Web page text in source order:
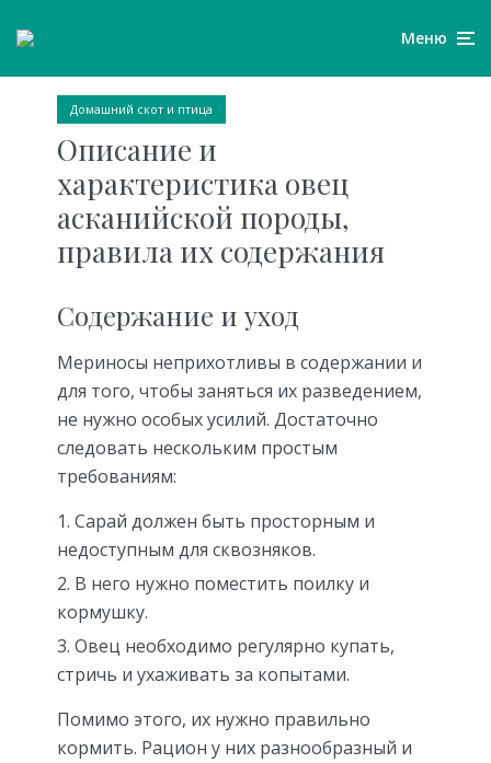
Меню
Домашний скот и птица
Описание и
характеристика овец
асканийской породы,
правила их содержания
Содержание и уход
Мериносы неприхотливы в содержании и
для того, чтобы заняться их разведением,
не нужно особых усилий. Достаточно
следовать нескольким простым
требованиям:
Сарай должен быть просторным и
недоступным для сквозняков.
В него нужно поместить поилку и
кормушку.
Овец необходимо регулярно купать,
стричь и ухаживать за копытами.
Помимо этого, их нужно правильно
кормить. Рацион у них разнообразный и